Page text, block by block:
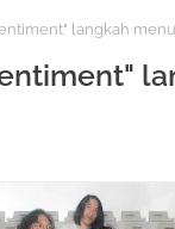
langkah